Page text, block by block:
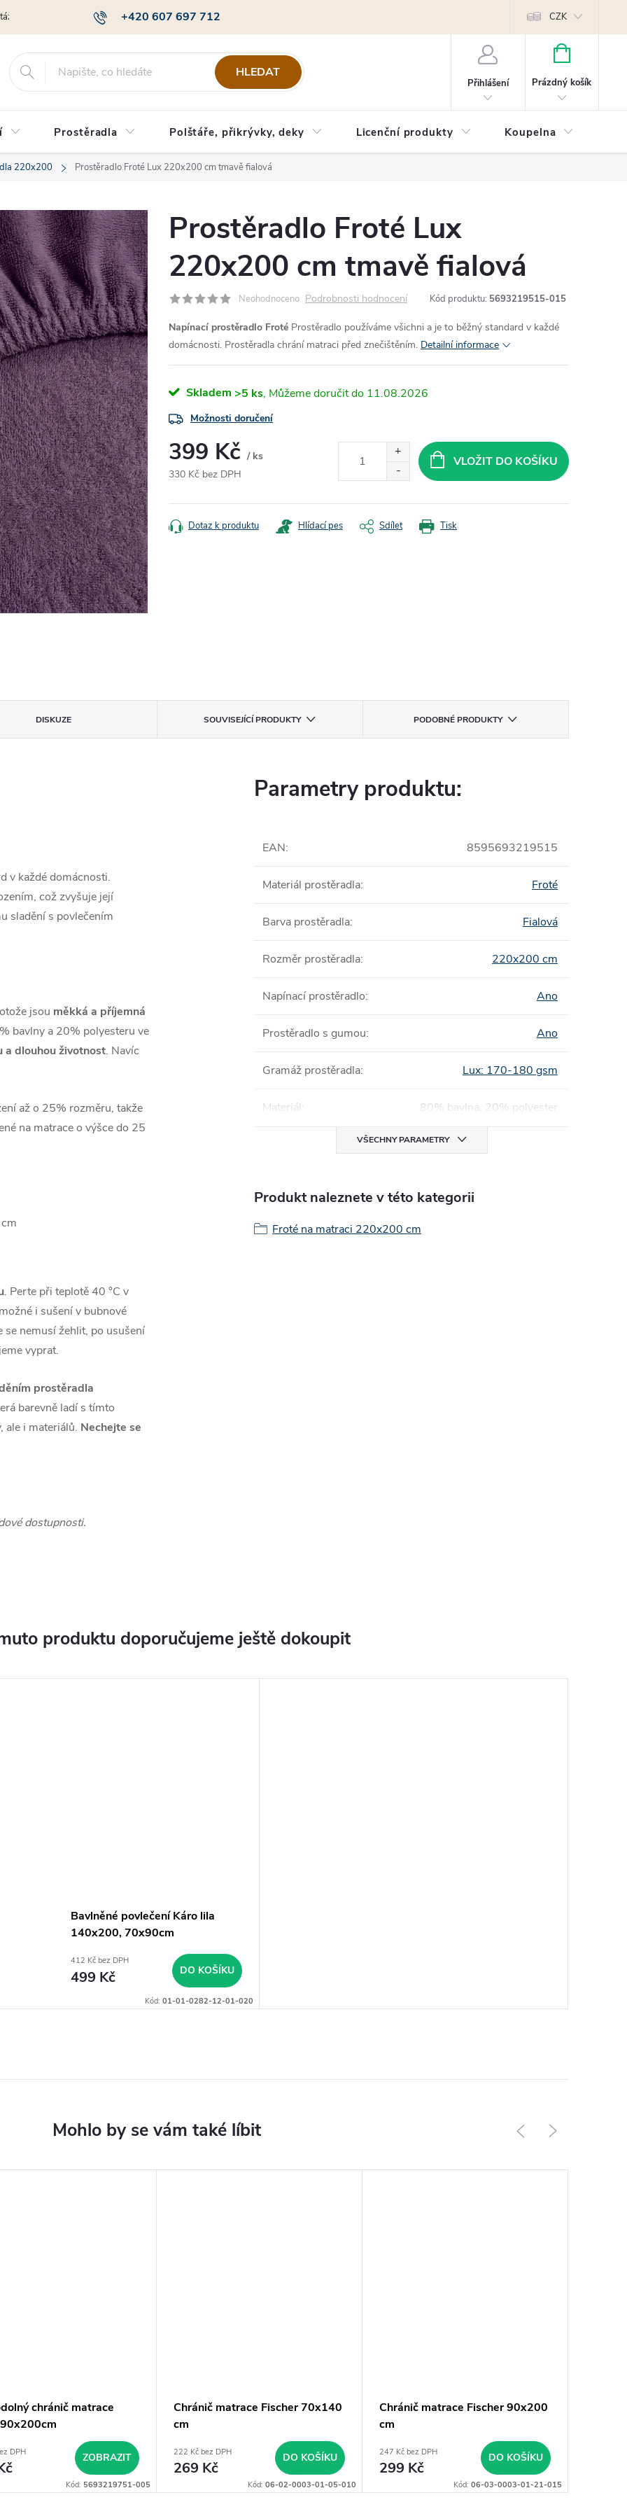
+420 607 697 712
Obchodní podmínky Podmínky ochrany osobních údajů Poptávky a B2B
CZK
HLEDAT
Přihlášení
NÁKUPNÍ
Prázdný košík
Prostěradla Polštáře, přikrývky, deky Licenční produkty Koupelna
220x200 Prostěradlo Froté Lux 220x200 cm tmavě fialová
Prostěradlo Froté Lux
220x200 cm tmavě fialová
Neohodnoceno Podrobnosti hodnocení Kód produktu: 5693219515-015
Napínací prostěradlo Froté Prostěradlo používáme všichni a je to běžný standard v každé
domácnosti. Prostěradla chrání matraci před znečištěním. Detailní informace
Skladem >5 ks 11.08.2026
Možnosti doručení
399 Kč / ks
330 Kč bez DPH
cena:
VLOŽIT DO KOŠÍKU
Tisk
Dotaz k produktu Hlídací pes Sdílet
DISKUZE SOUVISEJÍCÍ PRODUKTY PODOBNÉ PRODUKTY
v každé domácnosti.
což zvyšuje její
sladění s povlečením
jsou měkká a příjemná
bavlny a 20% polyesteru ve
a dlouhou životnost. Navíc
až o 25% rozměru, takže
na matrace o výšce do 25
. Perte při teplotě 40 °C v
i sušení v bubnové
nemusí žehlit, po usušení
vyprat.
prostěradla
barevně ladí s tímto
ale i materiálů. Nechejte se
dostupnosti.
Parametry produktu:
EAN: 8595693219515
Materiál prostěradla: Froté
Barva prostěradla: Fialová
Rozměr prostěradla: 220x200 cm
Napínací prostěradlo: Ano
Prostěradlo s gumou: Ano
Gramáž prostěradla: Lux: 170-180 gsm
Materiál: 80% bavlna, 20% polyester
VŠECHNY PARAMETRY
Produkt naleznete v této kategorii
Froté na matraci 220x200 cm
produktu doporučujeme ještě dokoupit
Bavlněné povlečení Káro lila
140x200, 70x90cm
412 Kč bez DPH
499 Kč DO KOŠÍKU
Kód: 01-01-0282-12-01-020
chránič matrace
DPH ZOBRAZIT
Kód: 5693219751-005
Chránič matrace Fischer 70x140
cm
222 Kč bez DPH
269 Kč
DO KOŠÍKU
Kód: 06-02-0003-01-05-010
Chránič matrace Fischer 90x200
cm
247 Kč bez DPH
299 Kč
DO KOŠÍKU
Kód: 06-03-0003-01-21-015